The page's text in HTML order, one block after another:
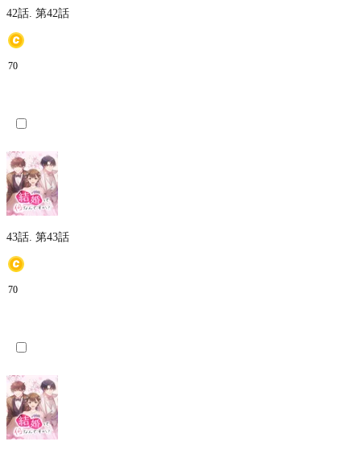
42話. 第42話
70
43話. 第43話
70